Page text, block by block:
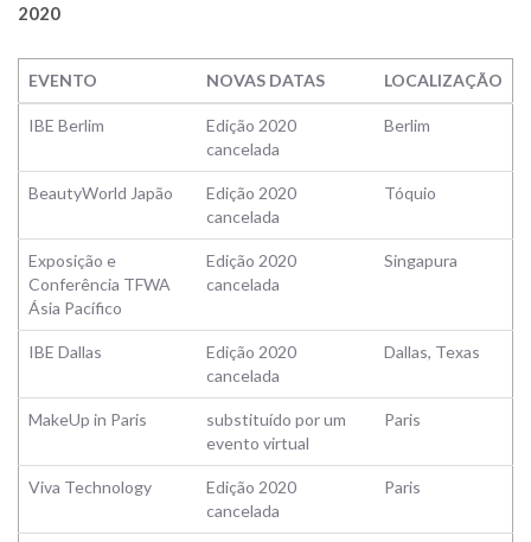
2020
EVENTO NOVAS DATAS LOCALIZAÇÃO
IBE Berlim
Edição 2020
cancelada
Berlim
BeautyWorld Japão
Edição 2020
cancelada
Tóquio
Exposição e
Conferência TFWA
Ásia Pacífico
Edição 2020
cancelada
Singapura
IBE Dallas
Edição 2020
cancelada
Dallas, Texas
MakeUp in Paris
substituído por um
evento virtual
Paris
Viva Technology
Edição 2020
cancelada
Paris